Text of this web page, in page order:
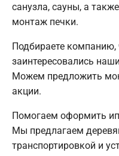
санузла, сауны, а
монтаж печки.
Подбираете
заинтересовались
Можем предложить
акции.
Помогаем оформить
Мы предлагаем
транспортировкой и